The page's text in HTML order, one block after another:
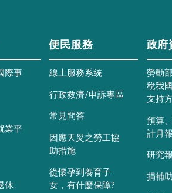
際事
業平
休
便民服務
線上服務系統
行政救濟/申訴專區
常見問答
因應天災之勞工協
助措施
從懷孕到養育子
女，有什麼保障?
政府
勞動
稅我
支持
預算
計月報
研究
捐補